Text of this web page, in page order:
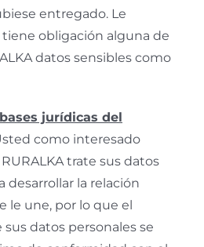
entregado. Le
obligación alguna de
datos sensibles como
jurídicas del
como interesado
trate sus datos
desarrollar la relación
le une, por lo que el
datos personales se